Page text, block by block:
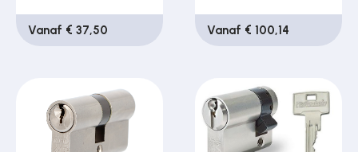
Vanaf € 37,50 Vanaf € 100,14